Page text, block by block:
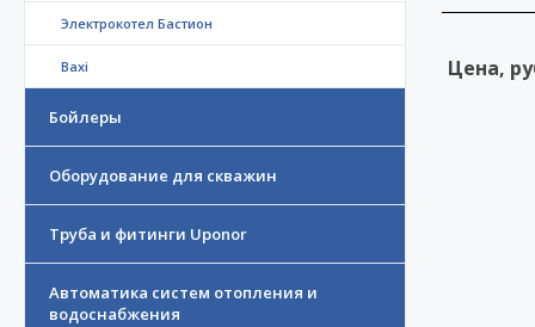
Электрокотел Бастион
Baxi
Бойлеры
Оборудование для скважин
Труба и фитинги Uponor
Автоматика систем отопления и
водоснабжения
Цена,